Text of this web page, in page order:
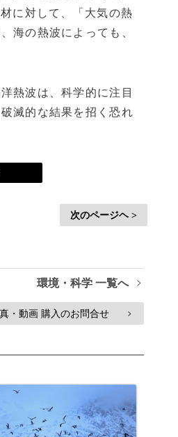
に対して、「大気の熱
海の熱波によっても、
熱波は、科学的に注目
滅的な結果を招く恐れ
次のページヘ >
環境・科学 一覧へ >
・動画 購入のお問合せ >